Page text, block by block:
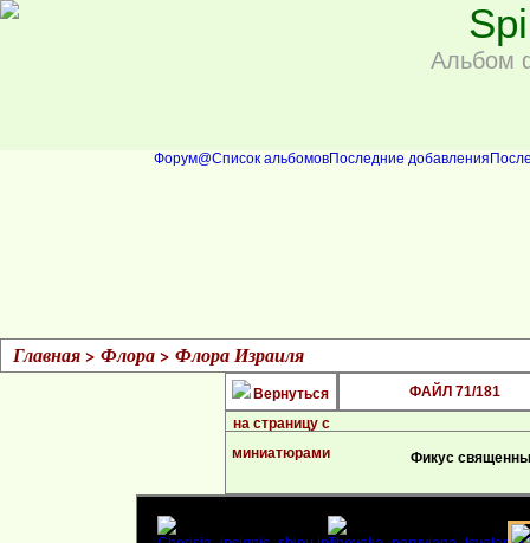
Альбом
Форум@Список альбомовПоследние добавления
Главная> Флора> Флора Израиля
ФАЙЛ 71/181
Фикус